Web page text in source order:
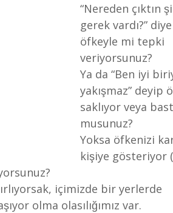
“Nereden çıktın
gerek vardı?”
öfkeyle mi tepki
veriyorsunuz?
Ya da “Ben iyi
yakışmaz” deyip
saklıyor veya
musunuz?
Yoksa öfkenizi
kişiye gösteriyor
içimizde bir yerlerde
olma olasılığımız var.